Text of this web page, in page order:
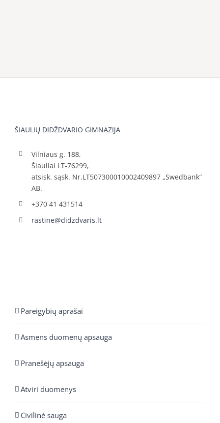
ŠIAULIŲ DIDŽDVARIO GIMNAZIJA
Vilniaus g. 188,
Šiauliai LT-76299,
atsisk. sąsk. Nr.LT507300010002409897 „Swedbank“
AB.
+370 41 431514
rastine@didzdvaris.lt
Pareigybių aprašai
Asmens duomenų apsauga
Pranešėjų apsauga
Atviri duomenys
Civilinė sauga